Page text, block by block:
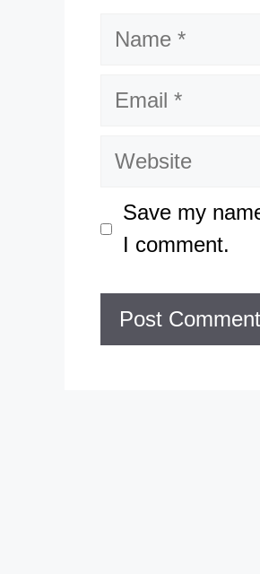
Name
Email
Website
Save my
I comment.